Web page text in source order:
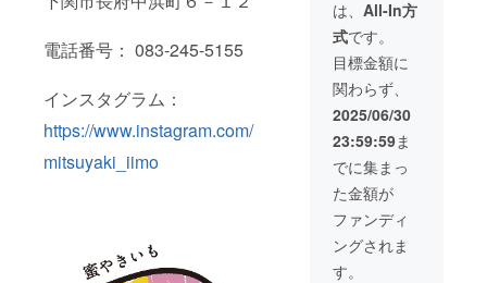
電話番号： 083-245-5155
インスタグラム：
https://www.instagram.com/
mitsuyaki_iimo
7月31日
までの
約1年間
お渡し
いたし
ます。
スタッ
フにク
ラウド
ファン
ディン
グで支
援をし
た旨を
お声掛
けくだ
さい。
・有効
物にご
利用い
ただけ
ます。
複数枚
の利用
が可能
です。
・現金
への交
換はで
きませ
ん。お
つりは
は、 All-In方
式です。
目標金額に
関わらず、
2025/06/30
23:59:59ま
でに集まっ
た金額が
ファンディ
ングされま
す。